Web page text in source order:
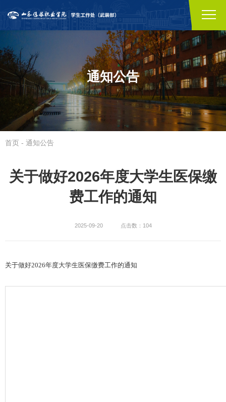
通知公告
首页 - 通知公告
关于做好2026年度大学生医保缴
费工作的通知
2025-09-20 点击数：104
关于做好2026年度大学生医保缴费工作的通知